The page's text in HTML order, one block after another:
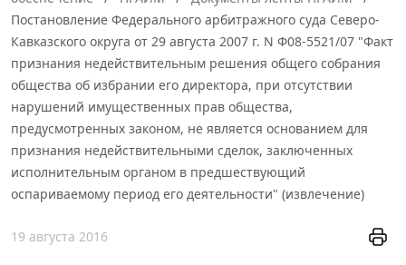
Постановление Федерального арбитражного суда Северо-
Кавказского округа от 29 августа 2007 г. N Ф08-5521/07 "Факт
признания недействительным решения общего собрания
общества об избрании его директора, при отсутствии
нарушений имущественных прав общества,
предусмотренных законом, не является основанием для
признания недействительными сделок, заключенных
исполнительным органом в предшествующий
оспариваемому период его деятельности" (извлечение)
19 августа 2016